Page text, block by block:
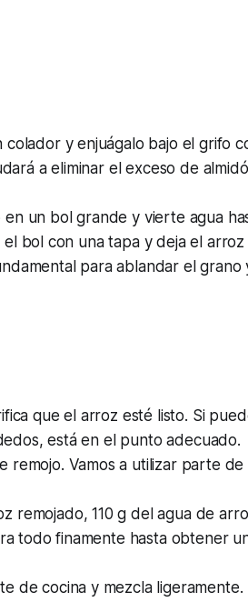
colador y enjuágalo bajo el grifo
a eliminar el exceso de
un bol grande y vierte agua
bol con una tapa y deja el
para ablandar el grano
que el arroz esté listo. Si
está en el punto adecuado.
remojo. Vamos a utilizar parte
remojado, 110 g del agua de
todo finamente hasta obtener
de cocina y mezcla ligeramente.